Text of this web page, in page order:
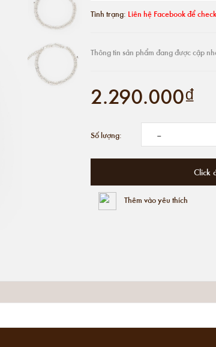
Tình trạng: Liên hệ Facebook để
Thông tin sản phẩm đang được cập
2.290.000₫
Số lượng: -
Click
Thêm vào yêu thích